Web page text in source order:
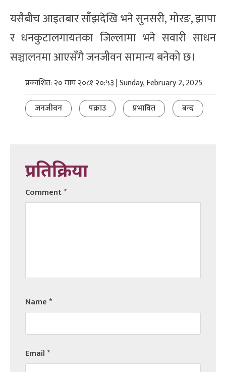
यसैबीच आइतबार साँझदेखि भने सुनसरी, मोरङ, झापा
र धनकुटालगायतका जिल्लामा भने सवारी साधन
सञ्चालनमा आएसँगै जनजीवन सामान्य बनेको छ।
प्रकाशित: २० माघ २०८१ २०:५३ | Sunday, February 2, 2025
जनजीवन
पक्राउ प्रभावित बन्द
प्रतिक्रिया
Comment*
Name*
Email*